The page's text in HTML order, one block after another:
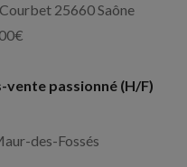
25660 Saône
€
passionné (H/F)
des-Fossés